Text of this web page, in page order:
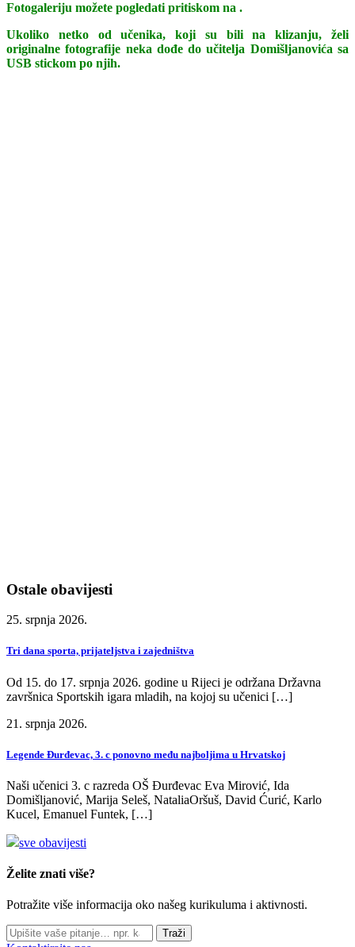
Fotogaleriju možete pogledati pritiskom na .
Ukoliko netko od učenika, koji su bili na klizanju, želi
originalne fotografije neka dođedo učitelja Domišljanovića sa
USB stickom po njih.
Ostale obavijesti
25. srpnja 2026.
Tri dana sporta, prijateljstva i zajedništva
Od 15. do 17. srpnja 2026. godine u Rijeci je održana Državna
završnica Sportskih igara mladih, na kojoj su učenici […]
21. srpnja 2026.
Legende Đurđevac, 3. c ponovno među najboljima u Hrvatskoj
Naši učenici 3. c razreda OŠ Đurđevac Eva Mirović, Ida
Domišljanović, Marija Seleš, NataliaOršuš, David Ćurić, Karlo
Kucel, Emanuel Funtek, […]
sve obavijesti
Želite znati više?
Potražite više informacija oko našeg kurikuluma i aktivnosti.
Traži